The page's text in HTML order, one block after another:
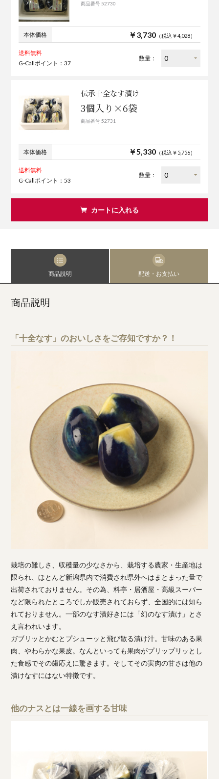
商品番号 52730
本体価格 ￥3,730（税込￥4,028）
送料無料
G-Callポイント：37
数量：
伝承十全なす漬け
3個入り×6袋
商品番号 52731
本体価格 ￥5,330（税込￥5,756）
送料無料
G-Callポイント：53
数量：
カートに入れる
商品説明 配送・お支払い
商品説明
「十全なす」のおいしさをご存知ですか？！
栽培の難しさ、収穫量の少なさから、栽培する農家・生産地は
限られ、ほとんど新潟県内で消費され県外へはまとまった量で
出荷されておりません。その為、料亭・居酒屋・高級スーパー
など限られたところでしか販売されておらず、全国的には知ら
れておりません。一部のなす漬好きには「幻のなす漬け」とさ
え言われいます。
ガブリッとかむとプシューッと飛び散る漬け汁。甘味のある果
肉、やわらかな果皮。なんといっても果肉がプリップリッとし
た食感でその歯応えに驚きます。そしてその実肉の甘さは他の
漬けなすにはない特徴です。
他のナスとは一線を画する甘味